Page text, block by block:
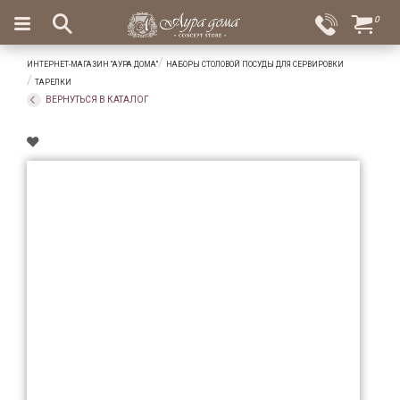
Вход
Избранное
×
Салоны
Доставка
Оплата
Ароматы
0
ИНТЕРНЕТ-МАГАЗИН "АУРА ДОМА"
НАБОРЫ СТОЛОВОЙ ПОСУДЫ ДЛЯ СЕРВИРОВКИ
ТАРЕЛКИ
ВЕРНУТЬСЯ В КАТАЛОГ